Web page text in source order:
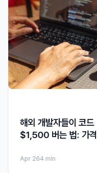
해외 개발자들이 코
$1,500 버는 법: 가격
Apr 264 min